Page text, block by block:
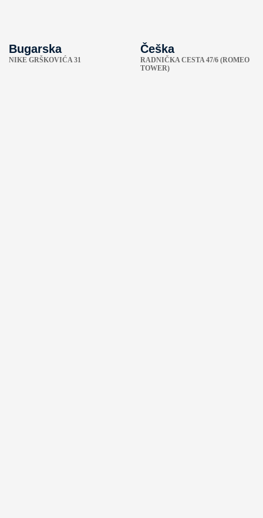
Bugarska
NIKE GRŠKOVIĆA 31
Češka
RADNIČKA CESTA 47/6 (ROMEO
TOWER)